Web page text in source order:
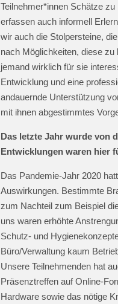
Teilnehmer*innen Schätze
erfassen auch informell
wir auch die Stolpersteine,
nach Möglichkeiten, diese
jemand wirklich für sie
Entwicklung und eine
andauernde Unterstützung
mit ihnen abgestimmtes
Das letzte Jahr wurde von
Entwicklungen waren hier
Das Pandemie-Jahr 2020
Auswirkungen. Bestimmte
zum Nachteil zum Beispiel
uns waren erhöhte
Schutz- und
Büro/Verwaltung kaum
Unsere Teilnehmenden hat
Präsenztreffen auf Online-
Hardware sowie das nötige